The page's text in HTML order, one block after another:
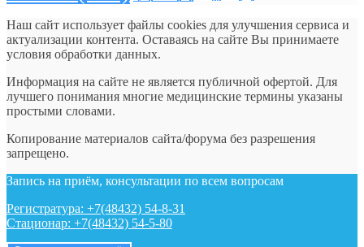
Наш сайт использует файлы cookies для улучшения сервиса и
актуализации контента. Оставаясь на сайте Вы принимаете
условия обработки данных.
Информация на сайте не является публичной офертой. Для
лучшего понимания многие медицинские термины указаны
простыми словами.
Копирование материалов сайта/форума без разрешения
запрещено.
Запись на приём, консультации по всем вопросам
Регистратура: +7(48432) 54-8-31
Стационар: +7(48432) 54-5-80